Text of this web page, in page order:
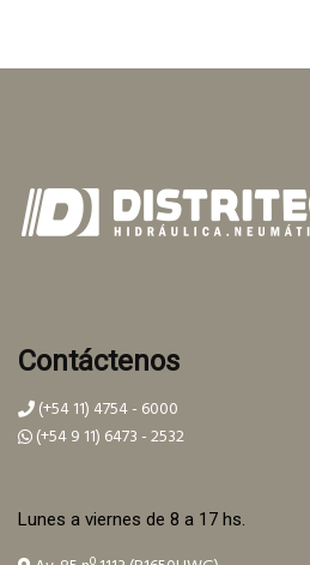
Contáctenos
(+54 11) 4754 - 6000
(+54 9 11) 6473 - 2532
Lunes a viernes de 8 a 17 hs.